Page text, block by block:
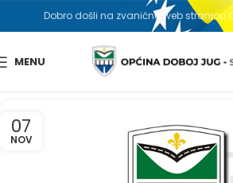
Dobro došli na zvaničnu web stranicu
MENU
07
NOV